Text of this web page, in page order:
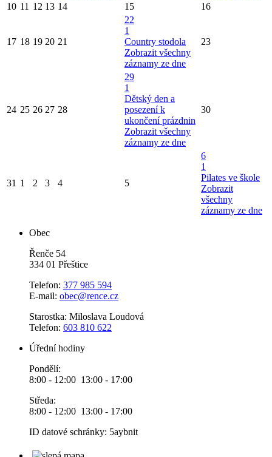
10 11 12 13 14 15 16
17 18 19 20 21
22
1
Country stodola
Zobrazit všechny
záznamy ze dne
23
24 25 26 27 28
29
1
Dětský den a
posezení k
ukončení prázdnin
Zobrazit všechny
záznamy ze dne
30
31 1 2 3 4 5
6
1
Pilates ve škole
Zobrazit
všechny
záznamy ze dne
Obec
Řenče 54
334 01 Přeštice
Telefon: 377 985 594
E-mail: obec@rence.cz
Starostka: Miloslava Loudová
Telefon: 603 810 622
Úřední hodiny
Pondělí:
8:00 - 12:00 13:00 - 17:00
Středa:
8:00 - 12:00 13:00 - 17:00
ID datové schránky: 5aybnit